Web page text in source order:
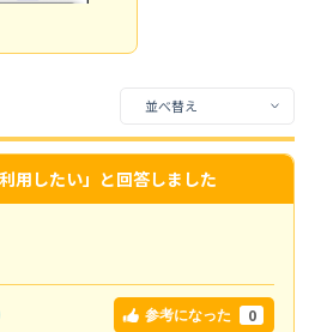
用したい」と回答しました
参考になった 0